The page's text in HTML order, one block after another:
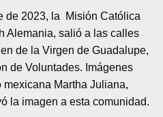
de 2023, la Misión Católica
Alemania, salió a las calles
de la Virgen de Guadalupe,
de Voluntades. Imágenes
Martha Juliana,
la imagen a esta comunidad.